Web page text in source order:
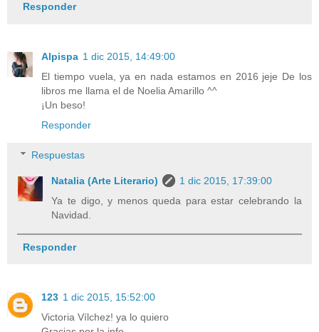
Responder
Alpispa 1 dic 2015, 14:49:00
El tiempo vuela, ya en nada estamos en 2016 jeje De los
libros me llama el de Noelia Amarillo ^^
¡Un beso!
Responder
Respuestas
Natalia (Arte Literario)
1 dic 2015, 17:39:00
Ya te digo, y menos queda para estar celebrando la
Navidad.
Responder
123 1 dic 2015, 15:52:00
Victoria Vílchez! ya lo quiero